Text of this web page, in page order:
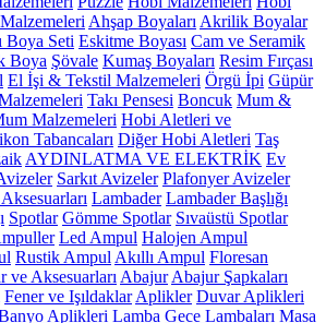
Ahşap Boyaları Akrilik Boyalar
Boya Seti Eskitme Boyası Cam ve Seramik
Boya Şövale Kumaş Boyaları Resim Fırçası
El İşi & Tekstil Malzemeleri Örgü İpi Güpür
Takı Pensesi Boncuk Mum &
Malzemeleri Hobi Aletleri ve
Tabancaları Diğer Hobi Aletleri Taş
AYDINLATMA VE ELEKTRİK Ev
Sarkıt Avizeler Plafonyer Avizeler
Lambader Lambader Başlığı
Spotlar Gömme Spotlar Sıvaüstü Spotlar
Led Ampul Halojen Ampul
Rustik Ampul Akıllı Ampul Floresan
ve Aksesuarları Abajur Abajur Şapkaları
Fener ve Işıldaklar Aplikler Duvar Aplikleri
Aplikleri Lamba Gece Lambaları Masa